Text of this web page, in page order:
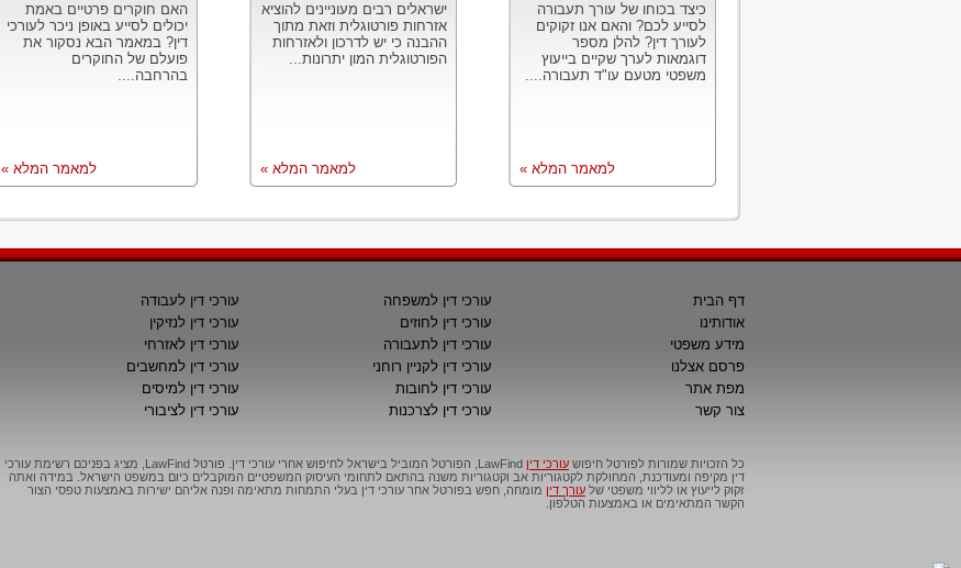
כיצד בכוחו של עורך תעבורה
לסייע לכם? והאם אנו זקוקים
לעורך דין? להלן מספר
דוגמאות לערך שקיים בייעוץ
משפטי מטעם עו"ד תעבורה....
למאמר המלא »
ישראלים רבים מעוניינים להוציא
אזרחות פורטוגלית וזאת מתוך
ההבנה כי יש לדרכון ולאזרחות
הפורטוגלית המון יתרונות...
למאמר המלא »
האם חוקרים פרטיים באמת
יכולים לסייע באופן ניכר לעורכי
דין? במאמר הבא נסקור את
פועלם של החוקרים
בהרחבה....
למאמר המלא »
דף הבית
אודותינו
מידע משפטי
פרסם אצלנו
מפת אתר
צור קשר
עורכי דין למשפחה
עורכי דין לחוזים
עורכי דין לתעבורה
עורכי דין לקניין רוחני
עורכי דין לחובות
עורכי דין לצרכנות
עורכי דין לעבודה
עורכי דין לנזיקין
עורכי דין לאזרחי
עורכי דין למחשבים
עורכי דין למיסים
עורכי דין לציבורי
כל הזכויות שמורות לפורטל חיפוש עורכי דין
LawFind, הפורטל המוביל בישראל לחיפוש אחרי עורכי דין. פורטל LawFind, מציג בפניכם רשימת עורכי
דין מקיפה ומעודכנת, המחולקת לקטגוריות אב וקטגוריות משנה בהתאם לתחומי העיסוק המשפטיים המוקבלים כיום במשפט הישראל. במידה ואתה
זקוק לייעוץ או לליווי משפטי של עורך דין מומחה, חפש בפורטל אחר עורכי דין בעלי התמחות מתאימה ופנה אליהם ישירות באמצעות טפסי הצור
הקשר המתאימים או באמצעות הטלפון.